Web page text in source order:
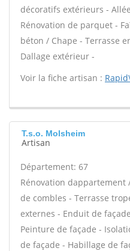
décoratifs extérieurs -
Rénovation de parquet -
béton / Chape - Terrasse
Dallage extérieur -
Voir la fiche artisan :
T.s.o. Molsheim
Artisan
Département: 67
Rénovation
de combles - Terrasse
externes - Enduit de
Peinture de façade -
de façade - Habillage de